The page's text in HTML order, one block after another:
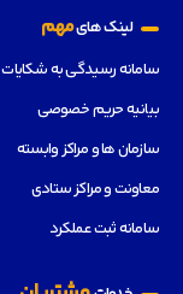
لینک هایمهم
سامانه رسیدگی به شکایات
بیانیه حریم خصوصی
سازمان ها و مراکز وابسته
معاونت و مراکز ستادی
سامانه ثبت عملکرد